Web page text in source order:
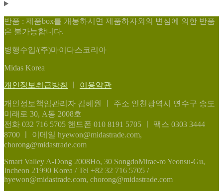
반품 : 제품box를 개봉하시면 제품하자외의 변심에 의한 반품
은 불가능합니다.
병행수입/(주)마이다스코리아
Midas Korea
개인정보취급방침 이용약관
개인정보책임관리자 김혜원
주소 인천광역시 연수구 송도
미래로 30, A동 2008호
전화 032 716 5705 핸드폰 010 8191 5705
팩스 0303 3444
8700
이메일 hyewon@midastrade.com,
chorong@midastrade.com
Smart Valley A-Dong 2008Ho, 30 SongdoMirae-ro Yeonsu-Gu,
Incheon 21990 Korea / Tel +82 32 716 5705 /
hyewon@midastrade.com, chorong@midastrade.com